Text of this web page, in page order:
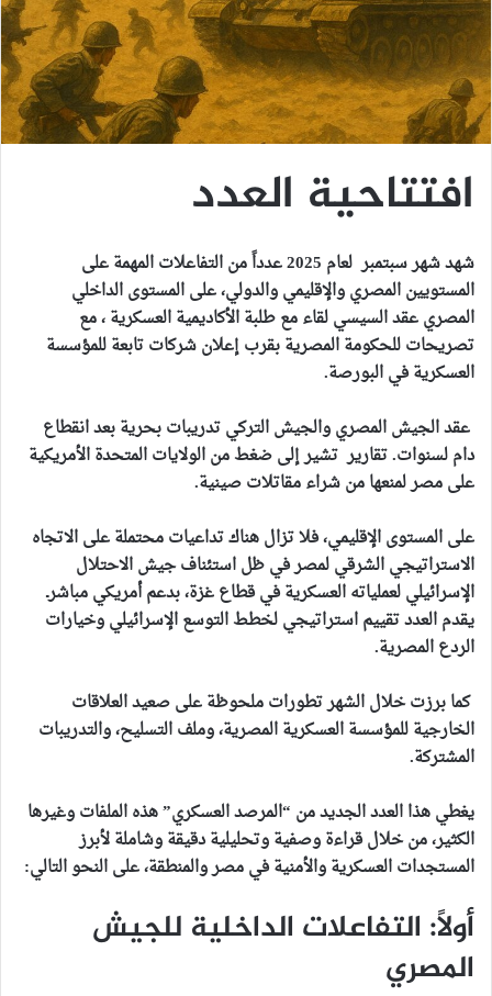
افتتاحية العدد
شهد شهر سبتمبر لعام 2025 عدداً من التفاعلات المهمة على
المستويين المصري والإقليمي والدولي، على المستوى الداخلي
المصري عقد السيسي لقاء مع طلبة الأكاديمية العسكرية ، مع
تصريحات للحكومة المصرية بقرب إعلان شركات تابعة للمؤسسة
العسكرية في البورصة.
عقد الجيش المصري والجيش التركي تدريبات بحرية بعد انقطاع
دام لسنوات. تقارير تشير إلى ضغط من الولايات المتحدة الأمريكية
على مصر لمنعها من شراء مقاتلات صينية.
على المستوى الإقليمي، فلا تزال هناك تداعيات محتملة على الاتجاه
الاستراتيجي الشرقي لمصر في ظل استئناف جيش الاحتلال
الإسرائيلي لعملياته العسكرية في قطاع غزة، بدعم أمريكي مباشرـ
يقدم العدد تقييم استراتيجي لخطط التوسع الإسرائيلي وخيارات
الردع المصرية.
كما برزت خلال الشهر تطورات ملحوظة على صعيد العلاقات
الخارجية للمؤسسة العسكرية المصرية، وملف التسليح، والتدريبات
المشتركة.
يغطي هذا العدد الجديد من “المرصد العسكري” هذه الملفات وغيرها
الكثير، من خلال قراءة وصفية وتحليلية دقيقة وشاملة لأبرز
المستجدات العسكرية والأمنية في مصر والمنطقة، على النحو التالي:
أولاً: التفاعلات الداخلية للجيش
المصري